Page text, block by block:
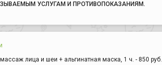
УСЛУГАМ И ПРОТИВОПОКАЗАНИЯМ.
массаж лица и шеи + альгинатная маска, 1 ч. - 850 руб.